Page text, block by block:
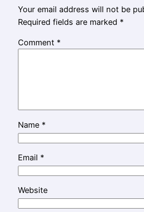
Your email address will not be
Required fields are marked *
Comment *
Name *
Email *
Website